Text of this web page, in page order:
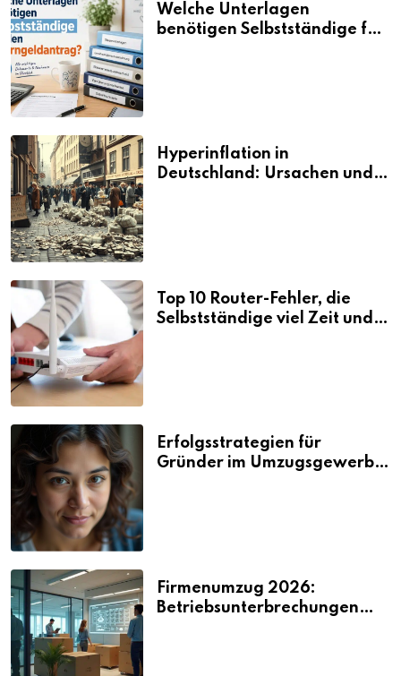
Welche Unterlagen
benötigen Selbstständige für
Hyperinflation in
Deutschland: Ursachen und
Top 10 Router-Fehler, die
Selbstständige viel Zeit und
Erfolgsstrategien für
Gründer im Umzugsgewerbe
Firmenumzug 2026:
Betriebsunterbrechungen